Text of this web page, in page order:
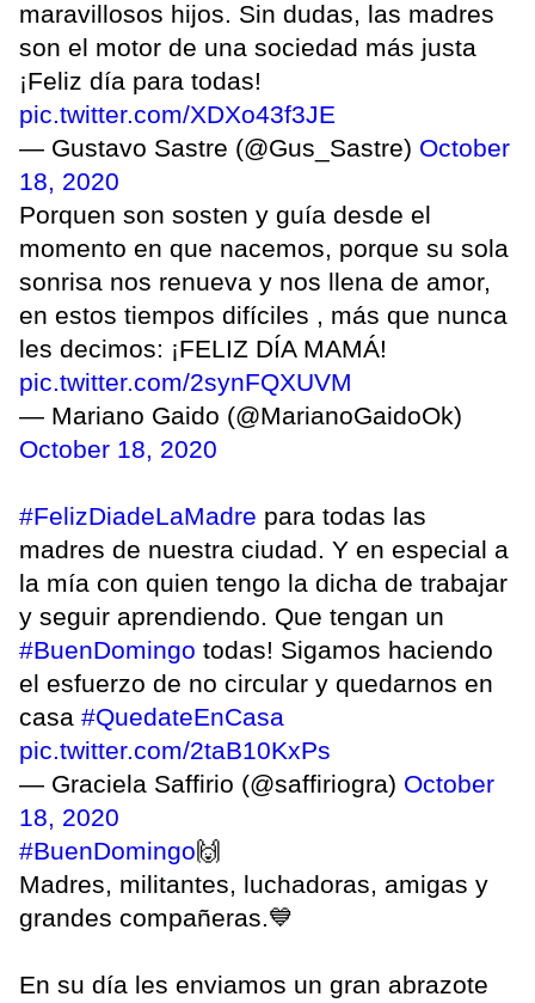
maravillosos hijos. Sin dudas, las madres
son el motor de una sociedad más justa
¡Feliz día para todas!
pic.twitter.com/XDXo43f3JE
— Gustavo Sastre (@Gus_Sastre) October
18, 2020
Porquen son sosten y guía desde el
momento en que nacemos, porque su sola
sonrisa nos renueva y nos llena de amor,
en estos tiempos difíciles , más que nunca
les decimos: ¡FELIZ DÍA MAMÁ!
pic.twitter.com/2synFQXUVM
— Mariano Gaido (@MarianoGaidoOk)
October 18, 2020
#FelizDiadeLaMadre para todas las
madres de nuestra ciudad. Y en especial a
la mía con quien tengo la dicha de trabajar
y seguir aprendiendo. Que tengan un
#BuenDomingo todas! Sigamos haciendo
el esfuerzo de no circular y quedarnos en
casa #QuedateEnCasa
pic.twitter.com/2taB10KxPs
— Graciela Saffirio (@saffiriogra) October
18, 2020
#BuenDomingo🙌
Madres, militantes, luchadoras, amigas y
grandes compañeras.💙
En su día les enviamos un gran abrazote